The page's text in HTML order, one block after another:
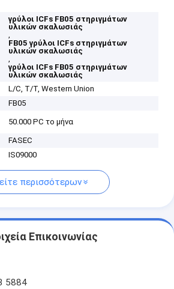
γρύλοι ICFs FB05 στηριγμάτων
υλικών σκαλωσιάς
,
FB05 γρύλοι ICFs στηριγμάτων
υλικών σκαλωσιάς
,
γρύλοι ICFs FB05 στηριγμάτων
υλικών σκαλωσιάς
L/C, T/T, Western Union
FB05
50.000 PC το μήνα
FASEC
IS09000
περισσότερων
Επικοινωνίας
5884